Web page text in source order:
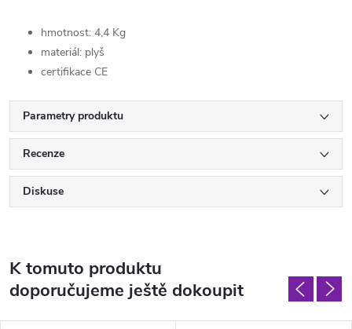
hmotnost: 4,4 Kg
materiál: plyš
certifikace CE
Parametry produktu
Recenze
Diskuse
K tomuto produktu
doporučujeme ještě dokoupit